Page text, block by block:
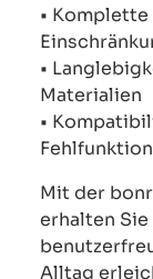
•
•
Materialien
•
Mit der
erhalten
Alltag